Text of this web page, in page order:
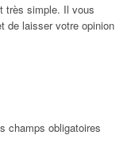
très simple. Il vous
de laisser votre opinion
champs obligatoires